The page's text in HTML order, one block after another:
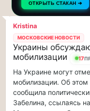
музыкальную
прогулку
по
Москве
Чайковского!…
Друзья,
приглашаем
на
музыкальную
и
ОТКРЫТЬ СТАКАН ➔
Kristina
МОСКОВСКИЕ НОВОСТИ
Украины
мобилизации
17
На Украине могут
мобилизации. Об этом
сообщила
Забелина, ссылаясь